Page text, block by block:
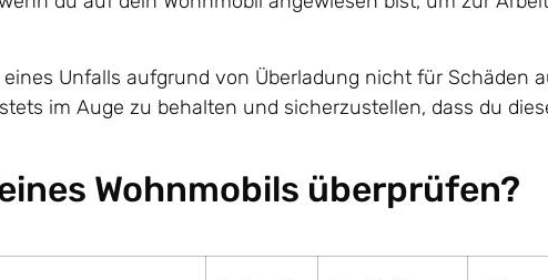
Unfalls aufgrund von Überladung nicht für Schäden
im Auge zu behalten und sicherzustellen, dass du
Wohnmobils überprüfen?